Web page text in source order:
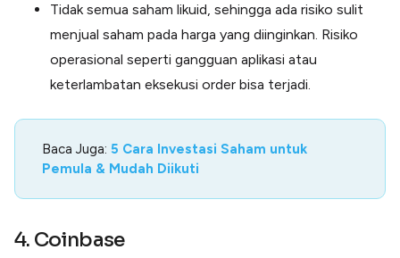
Tidak semua saham likuid, sehingga ada risiko sulit
menjual saham pada harga yang diinginkan. Risiko
operasional seperti gangguan aplikasi atau
keterlambatan eksekusi order bisa terjadi.
Baca Juga: 5 Cara Investasi Saham untuk
Pemula & Mudah Diikuti
4. Coinbase